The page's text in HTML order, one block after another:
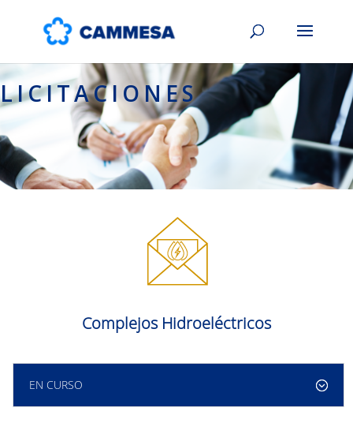
LICITACIONES
Complejos Hidroeléctricos
EN CURSO